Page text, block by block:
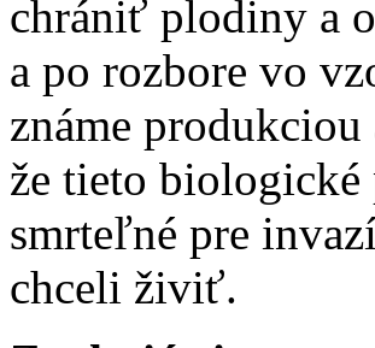
chrániť plodiny a
a po rozbore vo
známe
že tieto biologické
smrteľné pre
chceli živiť.